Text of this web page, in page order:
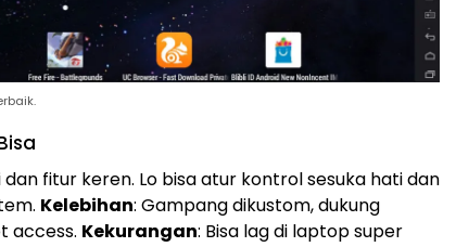
fitur keren. Lo bisa atur kontrol sesuka hati dan
Kelebihan: Gampang dikustom, dukung
access. Kekurangan: Bisa lag di laptop super